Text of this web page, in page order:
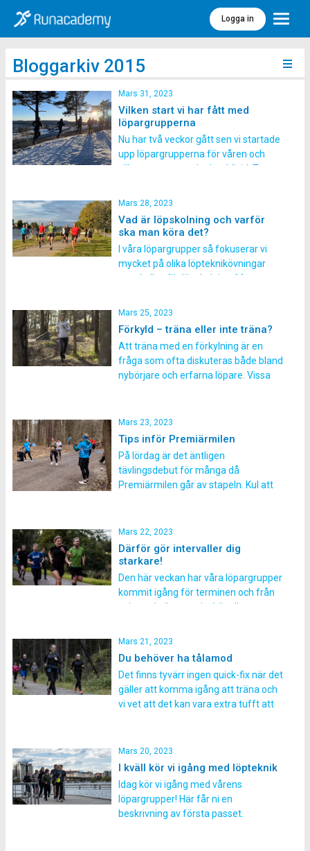
Logga in Meny
Bloggarkiv 2015
Mars 31, 2023
Vilken start vi har fått med
löpargrupperna
Nu har två veckor gått sen vi startade
upp löpargrupperna för våren och
vilken grym start det har blivit! Trots
av våra orter än, så har vi kört alla
väder och vind och det är så roligt […]
Mars 28, 2023
Vad är löpskolning och varför
ska man köra det?
I våra löpargrupper så fokuserar vi
mycket på olika löpteknikövningar
som kallas för löpskolning. Men
Löpskolning har sitt ursprung från
man gör för att förbättra sin
löpteknik. Övningarna innebär att du
överdriver löpstegets
rörelsemönstret vilket ska gå som ett
Mars 25, 2023
Förkyld – träna eller inte träna?
Att träna med en förkylning är en
fråga som ofta diskuteras både bland
nybörjare och erfarna löpare. Vissa
medan andra anser att det är bäst att
vila och återhämta sig helt och hållet.
Hur ska man då egentligen […]
Mars 23, 2023
Tips inför Premiärmilen
På lördag är det äntligen
tävlingsdebut för många då
Premiärmilen går av stapeln. Kul att
även ha en hejaklack efter 8 km så se
till att ha på dig din Runacademy tröja
så hejar vi lite extra på dig! […]
Mars 22, 2023
Därför gör intervaller dig
starkare!
Den här veckan har våra löpargrupper
kommit igång för terminen och från
och med nästa vecka kör alla
innebär att man springer en sträcka
upprepas ett antal förutbestämda
gånger. Som löpare har du mycket att
vinna på att springa intervaller och […]
Mars 21, 2023
Du behöver ha tålamod
Det finns tyvärr ingen quick-fix när det
gäller att komma igång att träna och
vi vet att det kan vara extra tufft att
kroppen inte är van med en viss
rörelse, i detta fall löpningen, är det
Mars 20, 2023
I kväll kör vi igång med löpteknik
Idag kör vi igång med vårens
löpargrupper! Här får ni en
beskrivning av första passet.